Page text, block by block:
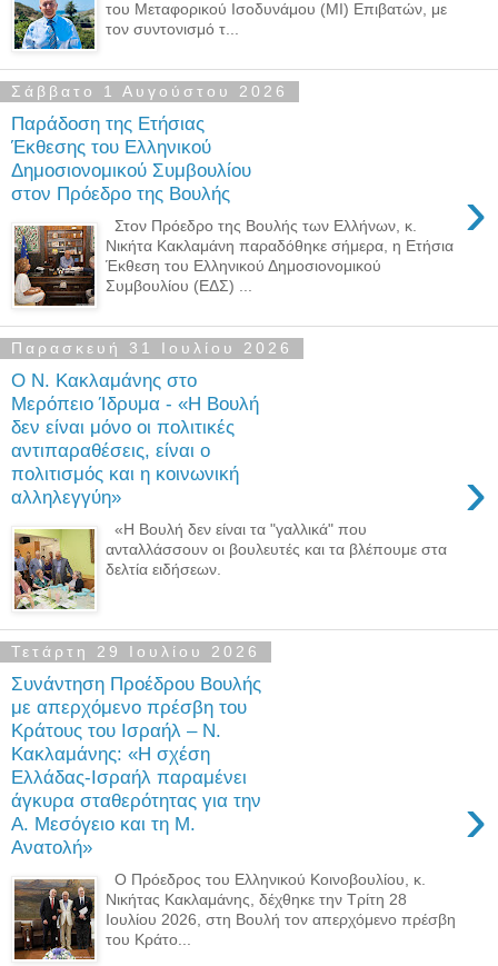
του Μεταφορικού Ισοδυνάμου (ΜΙ) Επιβατών, με
τον συντονισμό τ...
Σάββατο 1 Αυγούστου 2026
Παράδοση της Ετήσιας
Έκθεσης του Ελληνικού
Δημοσιονομικού Συμβουλίου
στον Πρόεδρο της Βουλής
›
Στον Πρόεδρο της Βουλής των Ελλήνων, κ.
Νικήτα Κακλαμάνη παραδόθηκε σήμερα, η Ετήσια
Έκθεση του Ελληνικού Δημοσιονομικού
Συμβουλίου (ΕΔΣ) ...
Παρασκευή 31 Ιουλίου 2026
Ο Ν. Κακλαμάνης στο
Μερόπειο Ίδρυμα - «Η Βουλή
δεν είναι μόνο οι πολιτικές
αντιπαραθέσεις, είναι ο
πολιτισμός και η κοινωνική
αλληλεγγύη»
›
«Η Βουλή δεν είναι τα "γαλλικά" που
ανταλλάσσουν οι βουλευτές και τα βλέπουμε στα
δελτία ειδήσεων.
Τετάρτη 29 Ιουλίου 2026
Συνάντηση Προέδρου Βουλής
με απερχόμενο πρέσβη του
Κράτους του Ισραήλ – Ν.
Κακλαμάνης: «Η σχέση
Ελλάδας-Ισραήλ παραμένει
άγκυρα σταθερότητας για την
Α. Μεσόγειο και τη Μ.
Ανατολή»
›
Ο Πρόεδρος του Ελληνικού Κοινοβουλίου, κ.
Νικήτας Κακλαμάνης, δέχθηκε την Τρίτη 28
Ιουλίου 2026, στη Βουλή τον απερχόμενο πρέσβη
του Κράτο...